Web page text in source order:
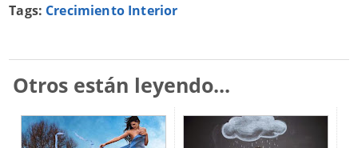
Tags: Crecimiento Interior
Otros están leyendo...